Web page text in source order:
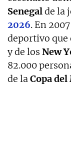
Senegalde la
2026. En
deportivo que
y de los New
82.000
de laCopa